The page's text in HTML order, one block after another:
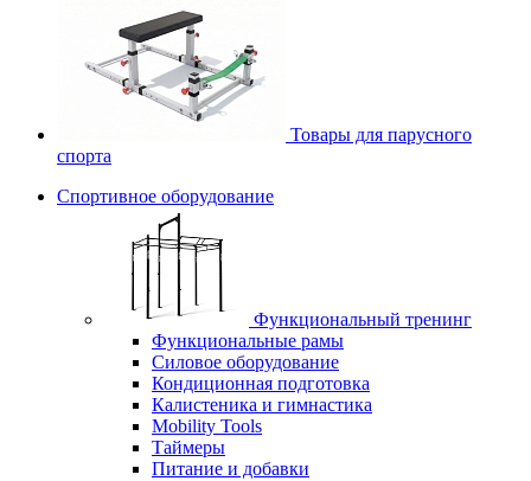
Товары для парусного
спорта
Спортивное оборудование
Функциональный тренинг
Функциональные рамы
Силовое оборудование
Кондиционная подготовка
Калистеника и гимнастика
Mobility Tools
Таймеры
Питание и добавки